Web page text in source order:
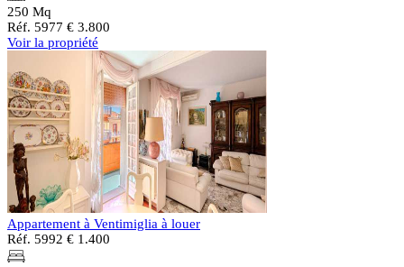
250 Mq
Réf. 5977 € 3.800
Voir la propriété
Appartement à Ventimiglia à louer
Réf. 5992 € 1.400